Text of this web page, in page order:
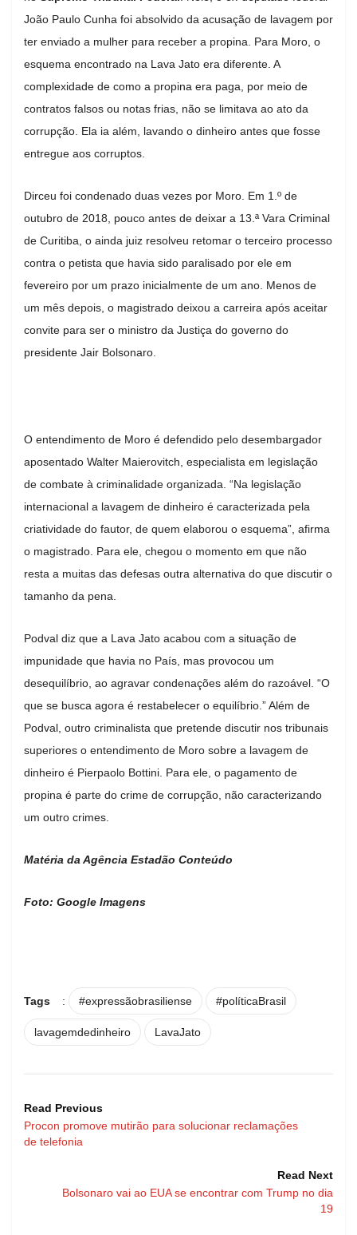
João Paulo Cunha foi absolvido da acusação de lavagem por
ter enviado a mulher para receber a propina. Para Moro, o
esquema encontrado na Lava Jato era diferente. A
complexidade de como a propina era paga, por meio de
contratos falsos ou notas frias, não se limitava ao ato da
corrupção. Ela ia além, lavando o dinheiro antes que fosse
entregue aos corruptos.
Dirceu foi condenado duas vezes por Moro. Em 1.º de
outubro de 2018, pouco antes de deixar a 13.ª Vara Criminal
de Curitiba, o ainda juiz resolveu retomar o terceiro processo
contra o petista que havia sido paralisado por ele em
fevereiro por um prazo inicialmente de um ano. Menos de
um mês depois, o magistrado deixou a carreira após aceitar
convite para ser o ministro da Justiça do governo do
presidente Jair Bolsonaro.
O entendimento de Moro é defendido pelo desembargador
aposentado Walter Maierovitch, especialista em legislação
de combate à criminalidade organizada. “Na legislação
internacional a lavagem de dinheiro é caracterizada pela
criatividade do fautor, de quem elaborou o esquema”, afirma
o magistrado. Para ele, chegou o momento em que não
resta a muitas das defesas outra alternativa do que discutir o
tamanho da pena.
Podval diz que a Lava Jato acabou com a situação de
impunidade que havia no País, mas provocou um
desequilíbrio, ao agravar condenações além do razoável. “O
que se busca agora é restabelecer o equilíbrio.” Além de
Podval, outro criminalista que pretende discutir nos tribunais
superiores o entendimento de Moro sobre a lavagem de
dinheiro é Pierpaolo Bottini. Para ele, o pagamento de
propina é parte do crime de corrupção, não caracterizando
um outro crimes.
Matéria da Agência Estadão Conteúdo
Foto: Google Imagens
Tags : #expressãobrasiliense #políticaBrasil
lavagemdedinheiro LavaJato
Read Previous
Procon promove mutirão para solucionar reclamações
de telefonia
Read Next
Bolsonaro vai ao EUA se encontrar com Trump no dia
19